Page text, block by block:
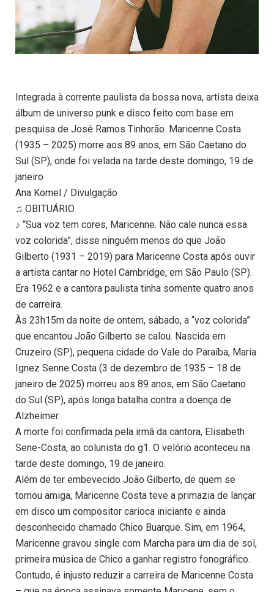
Integrada à corrente paulista da bossa nova, artista deixa
álbum de universo punk e disco feito com base em
pesquisa de José Ramos Tinhorão. Maricenne Costa
(1935 – 2025) morre aos 89 anos, em São Caetano do
Sul (SP), onde foi velada na tarde deste domingo, 19 de
janeiro
Ana Komel / Divulgação
♫ OBITUÁRIO
♪ “Sua voz tem cores, Maricenne. Não cale nunca essa
voz colorida”, disse ninguém menos do que João
Gilberto (1931 – 2019) para Maricenne Costa após ouvir
a artista cantar no Hotel Cambridge, em São Paulo (SP).
Era 1962 e a cantora paulista tinha somente quatro anos
de carreira.
Às 23h15m da noite de ontem, sábado, a “voz colorida”
que encantou João Gilberto se calou. Nascida em
Cruzeiro (SP), pequena cidade do Vale do Paraíba, Maria
Ignez Senne Costa (3 de dezembro de 1935 – 18 de
janeiro de 2025) morreu aos 89 anos, em São Caetano
do Sul (SP), após longa batalha contra a doença de
Alzheimer.
A morte foi confirmada pela irmã da cantora, Elisabeth
Sene-Costa, ao colunista do g1. O velório aconteceu na
tarde deste domingo, 19 de janeiro.
Além de ter embevecido João Gilberto, de quem se
tornou amiga, Maricenne Costa teve a primazia de lançar
em disco um compositor carioca iniciante e ainda
desconhecido chamado Chico Buarque. Sim, em 1964,
Maricenne gravou single com Marcha para um dia de sol,
primeira música de Chico a ganhar registro fonográfico.
Contudo, é injusto reduzir a carreira de Maricenne Costa